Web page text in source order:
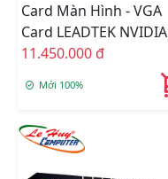
Card Màn Hình - VGA
Card LEADTEK NVIDIA
Quadro RTX A2000 6GB
11.450.000 đ
Mới 100%